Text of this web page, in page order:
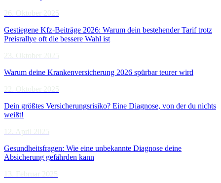
Gestiegene Kfz-Beiträge 2026: Warum dein bestehender Tarif trotz
Preisrallye oft die bessere Wahl ist
Warum deine Krankenversicherung 2026 spürbar teurer wird
Dein größtes Versicherungsrisiko? Eine Diagnose, von der du nichts
weißt!
Gesundheitsfragen: Wie eine unbekannte Diagnose deine
Absicherung gefährden kann